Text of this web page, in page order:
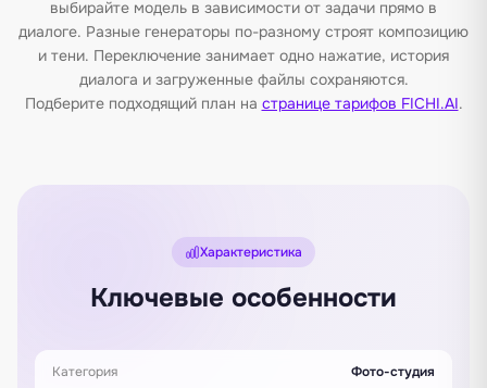
выбирайте модель в зависимости от задачи прямо в
диалоге. Разные генераторы по-разному строят композицию
и тени. Переключение занимает одно нажатие, история
диалога и загруженные файлы сохраняются.
Подберите подходящий план на странице тарифов FICHI.AI.
Характеристика
Ключевые особенности
Категория Фото-студия